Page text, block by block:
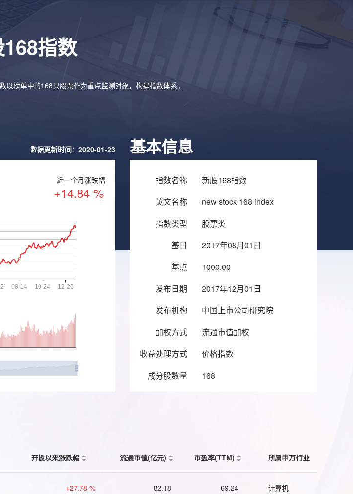
指数
榜单中的168只股票作为重点监测对象，构建指数体系。
数据更新时间：2020-01-23
近一个月涨跌幅
+14.84 %
基本信息
指数名称
新股168指数
英文名称
new stock 168 index
指数类型
股票类
基日
2017年08月01日
基点
1000.00
发布日期
2017年12月01日
发布机构
中国上市公司研究院
加权方式
流通市值加权
收益处理方式
价格指数
成分股数量
168
开板以来涨跌幅 流通市值(亿元) 市盈率(TTM) 所属申万行业
+27.78 % 82.18 69.24 计算机